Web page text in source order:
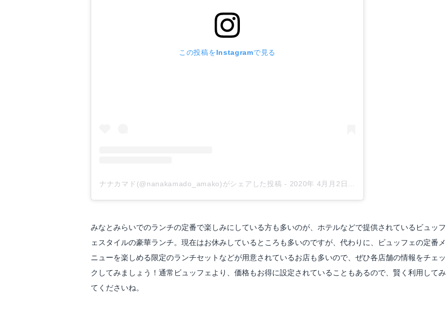
この投稿をInstagramで見る
ナナカマド(@nanakamado_amako)がシェアした投稿 - 2020年 4月月2日午後11時25分PDT
みなとみらいでのランチの定番で楽しみにしている方も多いのが、ホテルなどで提供されているビュッフ
ェスタイルの豪華ランチ。現在はお休みしているところも多いのですが、代わりに、ビュッフェの定番メ
ニューを楽しめる限定のランチセットなどが用意されているお店も多いので、ぜひ各店舗の情報をチェッ
クしてみましょう！通常ビュッフェより、価格もお得に設定されていることもあるので、賢く利用してみ
てくださいね。